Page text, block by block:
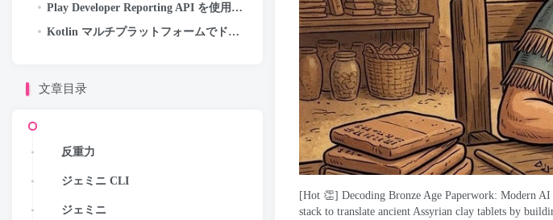
[Hot 👏] Decoding Bronze Age Paperwork: Modern AI
stack to translate ancient Assyrian clay tablets by
Play Developer Reporting API を使用した Android Vitals のモニタリング
Kotlin マルチプラットフォームでドラッグ アンド ドロップを実装する方法
文章目录
反重力
ジェミニ CLI
ジェミニ